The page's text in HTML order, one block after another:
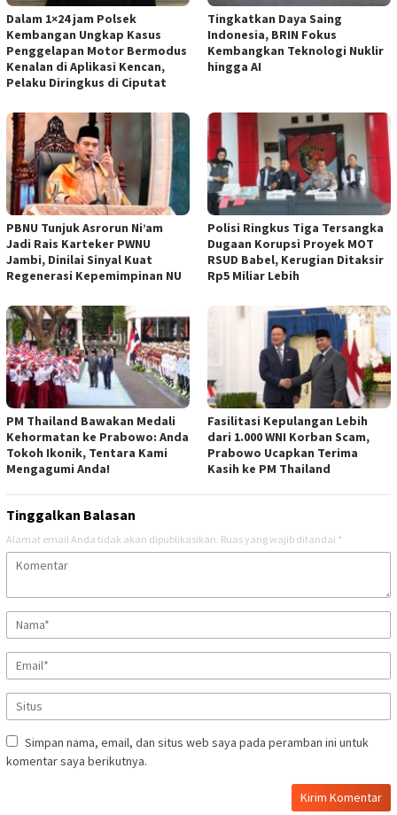
Dalam 1×24 jam Polsek
Kembangan Ungkap Kasus
Penggelapan Motor Bermodus
Kenalan di Aplikasi Kencan,
Pelaku Diringkus di Ciputat
Tingkatkan Daya Saing
Indonesia, BRIN Fokus
Kembangkan Teknologi Nuklir
hingga AI
PBNU Tunjuk Asrorun Ni’am
Jadi Rais Karteker PWNU
Jambi, Dinilai Sinyal Kuat
Regenerasi Kepemimpinan NU
Polisi Ringkus Tiga Tersangka
Dugaan Korupsi Proyek MOT
RSUD Babel, Kerugian Ditaksir
Rp5 Miliar Lebih
PM Thailand Bawakan Medali
Kehormatan ke Prabowo: Anda
Tokoh Ikonik, Tentara Kami
Mengagumi Anda!
Fasilitasi Kepulangan Lebih
dari 1.000 WNI Korban Scam,
Prabowo Ucapkan Terima
Kasih ke PM Thailand
Tinggalkan Balasan
Alamat email Anda tidak akan dipublikasikan. Ruas yang wajib ditandai *
Simpan nama, email, dan situs web saya pada peramban ini untuk
komentar saya berikutnya.